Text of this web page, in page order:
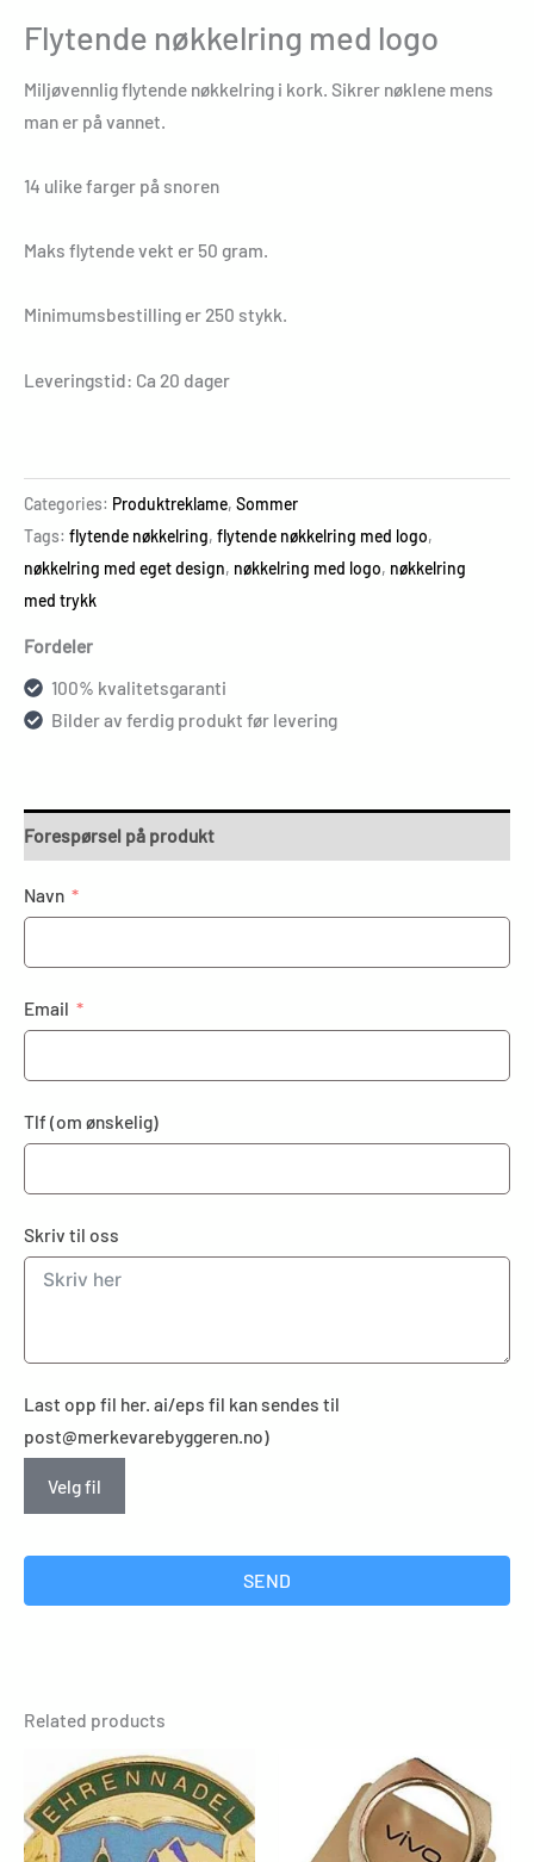
Flytende nøkkelring med logo
Miljøvennlig flytende nøkkelring i kork. Sikrer nøklene mens
man er på vannet.
14 ulike farger på snoren
Maks flytende vekt er 50 gram.
Minimumsbestilling er 250 stykk.
Leveringstid: Ca 20 dager
Categories: Produktreklame, Sommer
Tags: flytende nøkkelring, flytende nøkkelring med logo,
nøkkelring med eget design, nøkkelring med logo, nøkkelring
med trykk
Fordeler
100% kvalitetsgaranti
Bilder av ferdig produkt før levering
Forespørsel på produkt
Navn
Email
Tlf (om ønskelig)
Skriv til oss
Last opp fil her. ai/eps fil kan sendes til
post@merkevarebyggeren.no)
Velg fil
SEND
Related products